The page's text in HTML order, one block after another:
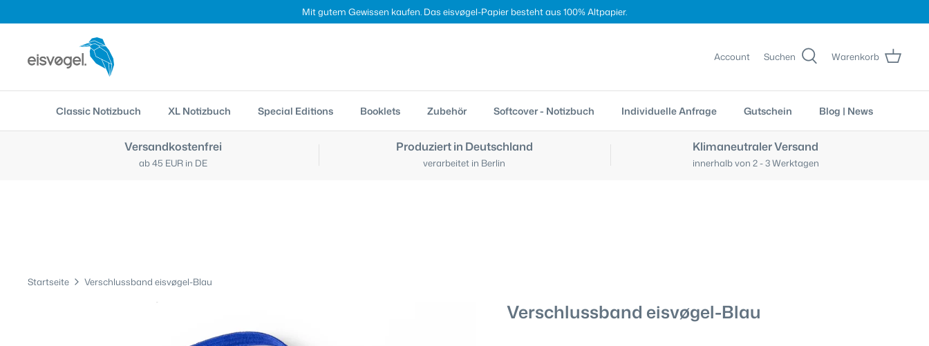
zum
Mit gutem Gewissen kaufen. Das eisvøgel-Papier besteht aus 100% Altpapier.
Account Suchen Warenkorb
Classic Notizbuch XL Notizbuch Special Editions Booklets Zubehör Softcover - Notizbuch Individuelle Anfrage Gutschein Blog | News
Versandkostenfrei
ab 45 EUR in DE
Produziert in Deutschland
verarbeitet in Berlin
Klimaneutraler Versand
innerhalb von 2 - 3 Werktagen
Startseite Verschlussband eisvøgel-Blau
Verschlussband eisvøgel-Blau